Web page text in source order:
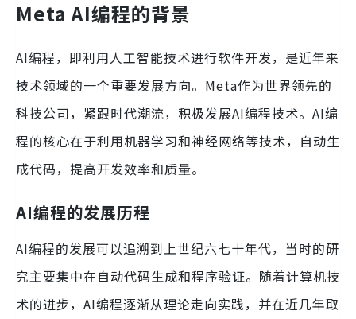
Meta AI编程的背景
AI编程，即利用人工智能技术进行软件开发，是近年来
技术领域的一个重要发展方向。Meta作为世界领先的
科技公司，紧跟时代潮流，积极发展AI编程技术。AI编
程的核心在于利用机器学习和神经网络等技术，自动生
成代码，提高开发效率和质量。
AI编程的发展历程
AI编程的发展可以追溯到上世纪六七十年代，当时的研
究主要集中在自动代码生成和程序验证。随着计算机技
术的进步，AI编程逐渐从理论走向实践，并在近几年取